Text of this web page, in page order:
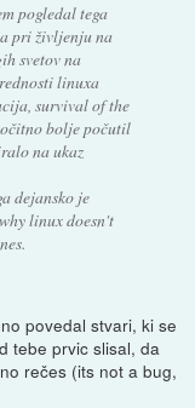
pogledal tega
pri življenju na
svetov na
linuxa
survival of the
bolje počutil
na ukaz
dejansko je
linux doesn't
povedal stvari, ki se
tebe prvic slisal, da
rečes (its not a bug,